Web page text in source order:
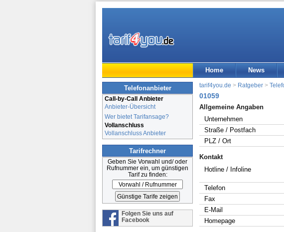
Home News
Telefonanbieter
Call-by-Call Anbieter
Anbieter-Übersicht
Wer bietet Tarifansage?
Vollanschluss
Vollanschluss Anbieter
Tarifrechner
Geben Sie Vorwahl und/ oder
Rufnummer ein, um günstigen
Tarif zu finden:
Folgen Sie uns auf
Facebook
tarif4you.de > Ratgeber >
01059
Allgemeine Angaben
Unternehmen
Straße / Postfach
PLZ / Ort
Kontakt
Hotline / Infoline
Telefon
Fax
E-Mail
Homepage